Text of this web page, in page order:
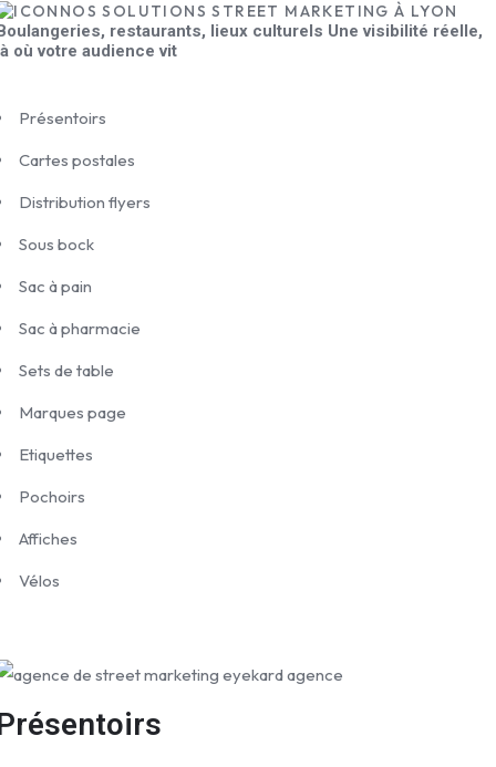
NOS SOLUTIONS STREET MARKETING À LYON
restaurants, lieux culturels Une visibilité réelle,
où votre audience vit
Présentoirs
Cartes postales
Distribution flyers
Sous bock
Sac à pain
Sac à pharmacie
Sets de table
Marques page
Etiquettes
Pochoirs
Affiches
Vélos